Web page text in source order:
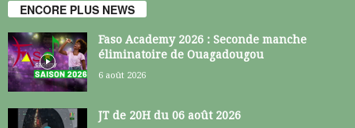
ENCORE PLUS NEWS
Faso Academy 2026 : Seconde manche
éliminatoire de Ouagadougou
6 août 2026
JT de 20H du 06 août 2026